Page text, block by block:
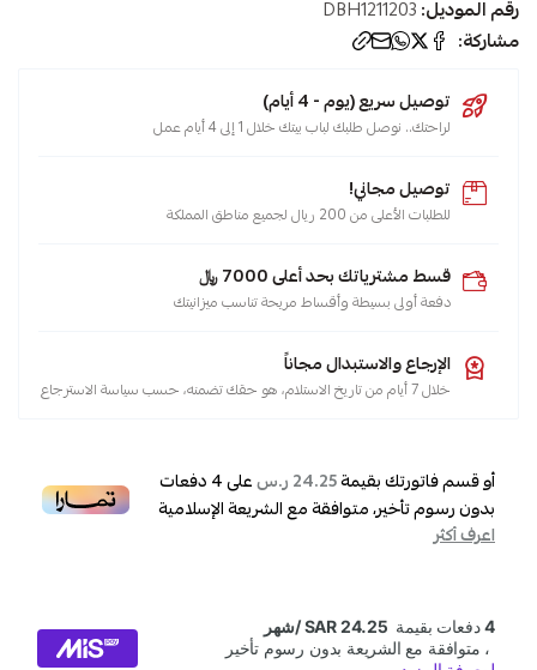
رقم الموديل:DBH1211203
مشاركة:
توصيل سريع (يوم - 4 أيام)
لراحتك.. نوصل طلبك لباب بيتك خلال 1 إلى 4 أيام عمل
توصيل مجاني!
للطلبات الأعلى من 200 ريال لجميع مناطق المملكة
قسط مشترياتك بحد أعلى 7000 ﷼
دفعة أولى بسيطة وأقساط مريحة تناسب ميزانيتك
الإرجاع والاستبدال مجاناً
خلال 7 أيام من تاريخ الاستلام، هو حقك تضمنه، حسب سياسة الاسترجاع
أو قسم فاتورتك بقيمة24.25 ر.س على4دفعات
بدون رسوم تأخير، متوافقة مع الشريعة الإسلامية
اعرف أكثر